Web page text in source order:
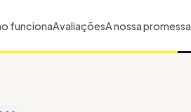
funcionaAvaliaçõesA nossa promessa